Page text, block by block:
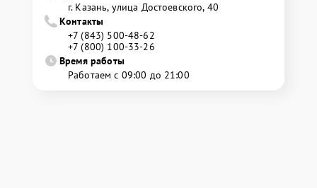
г. Казань, улица Достоевского, 40
Контакты
+7 (843) 500-48-62
+7 (800) 100-33-26
Время работы
Работаем с 09:00 до 21:00